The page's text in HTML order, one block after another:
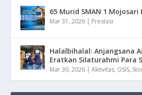
65 Murid SMAN 1 Mojosari
Mar 31, 2026 | Prestasi
Halalbihalal: Anjangsana
Eratkan Silaturahmi Para
Mar 30, 2026 |Aktivitas, OSIS,